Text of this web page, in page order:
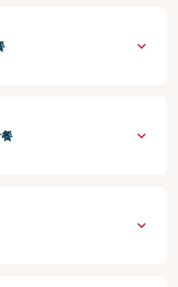
keyboard_arrow_down
keyboard_arrow_down
keyboard_arrow_down